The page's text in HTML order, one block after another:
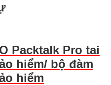
Packtalk Pro tai
hiểm/ bộ đàm
hiểm